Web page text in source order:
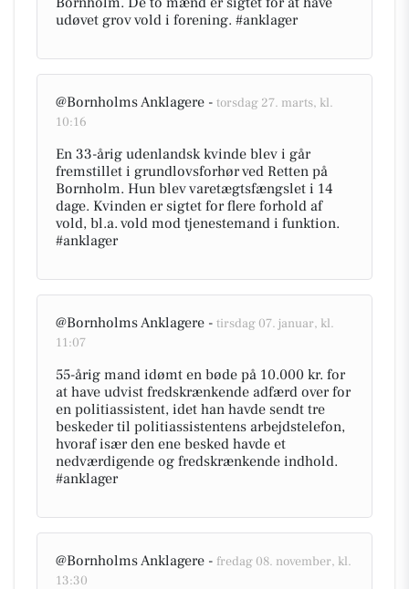
udøvet grov vold i forening. #anklager
@Bornholms Anklagere - torsdag 27. marts, kl.
10:16
En 33-årig udenlandsk kvinde blev i går
fremstillet i grundlovsforhør ved Retten på
Bornholm. Hun blev varetægtsfængslet i 14
dage. Kvinden er sigtet for flere forhold af
vold, bl.a. vold mod tjenestemand i funktion.
#anklager
@Bornholms Anklagere - tirsdag 07. januar, kl.
11:07
55-årig mand idømt en bøde på 10.000 kr. for
at have udvist fredskrænkende adfærd over for
en politiassistent, idet han havde sendt tre
beskeder til politiassistentens arbejdstelefon,
hvoraf især den ene besked havde et
nedværdigende og fredskrænkende indhold.
#anklager
@Bornholms Anklagere - fredag 08. november, kl.
13:30